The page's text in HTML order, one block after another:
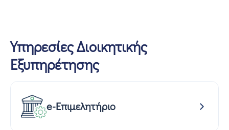
Υπηρεσίες Διοικητικής
Εξυπηρέτησης
e-Επιμελητήριο